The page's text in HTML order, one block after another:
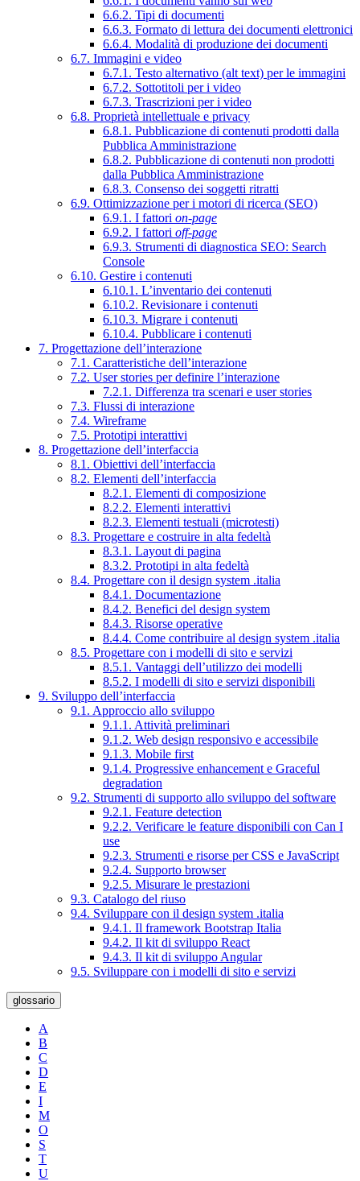
6.6.2. Tipi di documenti
6.6.3. Formato di lettura dei documenti elettronici
6.6.4. Modalità di produzione dei documenti
6.7. Immagini e video
6.7.1. Testo alternativo (alt text) per le immagini
6.7.2. Sottotitoli per i video
6.7.3. Trascrizioni per i video
6.8. Proprietà intellettuale e privacy
6.8.1. Pubblicazione di contenuti prodotti dalla
Pubblica Amministrazione
6.8.2. Pubblicazione di contenuti non prodotti
dalla Pubblica Amministrazione
6.8.3. Consenso dei soggetti ritratti
6.9. Ottimizzazione per i motori di ricerca (SEO)
6.9.1. I fattori on-page
6.9.2. I fattori off-page
6.9.3. Strumenti di diagnostica SEO: Search
Console
6.10. Gestire i contenuti
6.10.1. L’inventario dei contenuti
6.10.2. Revisionare i contenuti
6.10.3. Migrare i contenuti
6.10.4. Pubblicare i contenuti
7. Progettazione dell’interazione
7.1. Caratteristiche dell’interazione
7.2. User stories per definire l’interazione
7.2.1. Differenza tra scenari e user stories
7.3. Flussi di interazione
7.4. Wireframe
7.5. Prototipi interattivi
8. Progettazione dell’interfaccia
8.1. Obiettivi dell’interfaccia
8.2. Elementi dell’interfaccia
8.2.1. Elementi di composizione
8.2.2. Elementi interattivi
8.2.3. Elementi testuali (microtesti)
8.3. Progettare e costruire in alta fedeltà
8.3.1. Layout di pagina
8.3.2. Prototipi in alta fedeltà
8.4. Progettare con il design system .italia
8.4.1. Documentazione
8.4.2. Benefici del design system
8.4.3. Risorse operative
8.4.4. Come contribuire al design system .italia
8.5. Progettare con i modelli di sito e servizi
8.5.1. Vantaggi dell’utilizzo dei modelli
8.5.2. I modelli di sito e servizi disponibili
9. Sviluppo dell’interfaccia
9.1. Approccio allo sviluppo
9.1.1. Attività preliminari
9.1.2. Web design responsivo e accessibile
9.1.3. Mobile first
9.1.4. Progressive enhancement e Graceful
degradation
9.2. Strumenti di supporto allo sviluppo del software
9.2.1. Feature detection
9.2.2. Verificare le feature disponibili con Can I
use
9.2.3. Strumenti e risorse per CSS e JavaScript
9.2.4. Supporto browser
9.2.5. Misurare le prestazioni
9.3. Catalogo del riuso
9.4. Sviluppare con il design system .italia
9.4.1. Il framework Bootstrap Italia
9.4.2. Il kit di sviluppo React
9.4.3. Il kit di sviluppo Angular
9.5. Sviluppare con i modelli di sito e servizi
glossario
A
B
C
D
E
I
M
O
S
T
U